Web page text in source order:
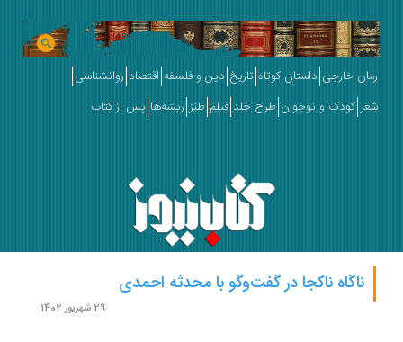
خارجی داستان کوتاه تاریخ دین و فلسفه اقتصاد روانشناسی
کودک و نوجوان طرح جلد فیلم طنز ریشه‌ها پس از کتاب
ناگاه ناکجا در گفت‌وگو با محدثه احمدی